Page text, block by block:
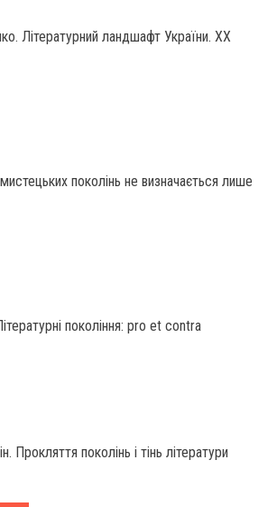
Літературний ландшафт України. ХХ
поколінь не визначається лише
покоління: pro et contra
Прокляття поколінь і тінь літератури